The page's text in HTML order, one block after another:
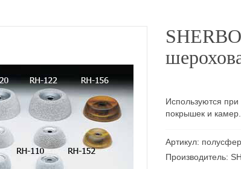
Используются
покрышек и камер.
Артикул:
Производитель: